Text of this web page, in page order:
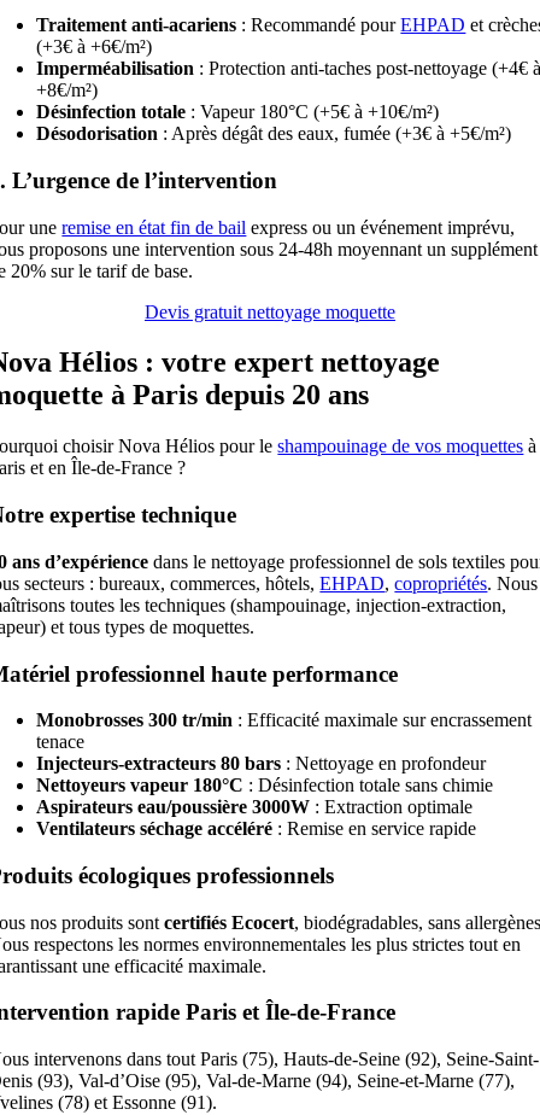
Traitement anti-acariens : Recommandé pourEHPAD et
(+3€ à +6€/m²)
Imperméabilisation : Protection anti-taches post-nettoyage (+4€
+8€/m²)
Désinfection totale : Vapeur 180°C (+5€ à +10€/m²)
Désodorisation : Après dégât des eaux, fumée (+3€ à +5€/m²)
L’urgence de l’intervention
uneremise en état fin de bail express ou un événement imprévu,
proposons une intervention sous 24-48h moyennant un supplément
20% sur le tarif de base.
Devis gratuit nettoyage moquette
Hélios : votre expert nettoyage
à Paris depuis 20 ans
choisir Nova Hélios pour leshampouinage de vos moquettes à
et en Île-de-France ?
expertise technique
ans d’expérience dans le nettoyage professionnel de sols textiles
secteurs : bureaux, commerces, hôtels,EHPAD,copropriétés. Nous
toutes les techniques (shampouinage, injection-extraction,
et tous types de moquettes.
professionnel haute performance
Monobrosses 300 tr/min : Efficacité maximale sur encrassement
tenace
Injecteurs-extracteurs 80 bars : Nettoyage en profondeur
Nettoyeurs vapeur 180°C : Désinfection totale sans chimie
Aspirateurs eau/poussière 3000W : Extraction optimale
Ventilateurs séchage accéléré : Remise en service rapide
écologiques professionnels
nos produits sontcertifiés Ecocert, biodégradables, sans
respectons les normes environnementales les plus strictes tout en
une efficacité maximale.
rapide Paris et Île-de-France
intervenons dans tout Paris (75), Hauts-de-Seine (92), Seine-Saint-
(93), Val-d’Oise (95), Val-de-Marne (94), Seine-et-Marne (77),
(78) et Essonne (91).